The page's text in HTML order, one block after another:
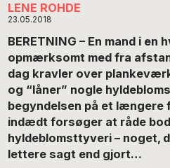
LENE ROHDE
23.05.2018
BERETNING – En mand i en
opmærksomt med fra
dag kravler over
og “låner” nogle
begyndelsen på et længere
indædt forsøger at råde
hyldeblomsttyveri – noget,
lettere sagt end gjort…